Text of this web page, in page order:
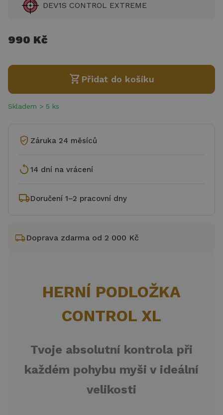
DEV1S CONTROL EXTREME
990 Kč
shopping_cart Přidat do košíku
Skladem > 5 ks
verified_user Záruka 24 měsíců
replay 14 dní na vrácení
local_shippingDoručení 1–2 pracovní dny
local_shippingDoprava zdarma od 2 000 Kč
HERNÍ PODLOŽKA
CONTROL XL
Tvoje absolutní kontrola při
každém pohybu myši v ideální
velikosti